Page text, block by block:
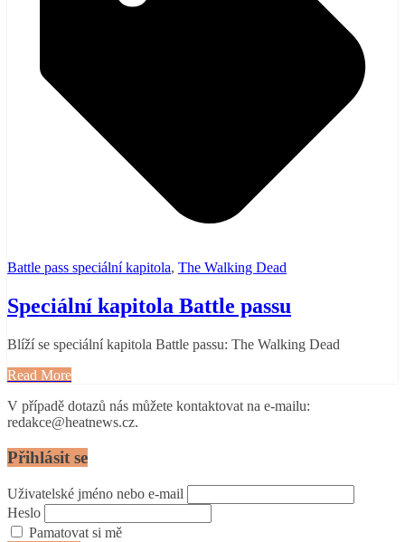
Battle pass speciální kapitola, The Walking Dead
Speciální kapitola Battle passu
Blíží se speciální kapitola Battle passu: The Walking Dead
Read More
V případě dotazů nás můžete kontaktovat na e-mailu:
redakce@heatnews.cz.
Přihlásit se
Uživatelské jméno nebo e-mail
Heslo
Pamatovat si mě